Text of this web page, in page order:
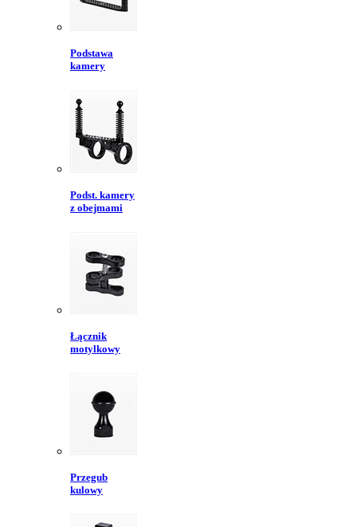
Podstawa
kamery
Podst. kamery
z obejmami
Łącznik
motylkowy
Przegub
kulowy